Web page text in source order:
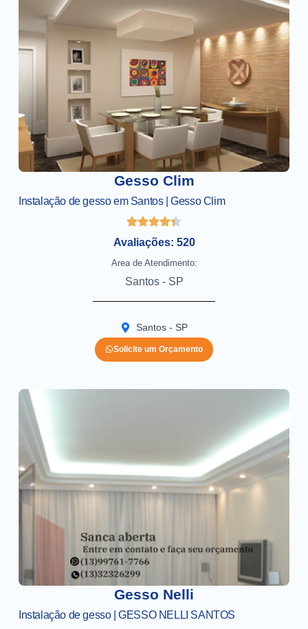
Gesso Clim
Instalação de gesso em Santos | Gesso Clim
Avaliações: 520
Area de Atendimento:
Santos - SP
Santos - SP
Solicite um Orçamento
Gesso Nelli
Instalação de gesso | GESSO NELLI SANTOS